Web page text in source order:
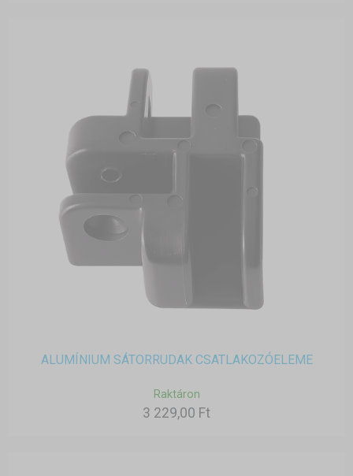
ALUMÍNIUM SÁTORRUDAK CSATLAKOZÓELEME
Raktáron
3 229,00 Ft